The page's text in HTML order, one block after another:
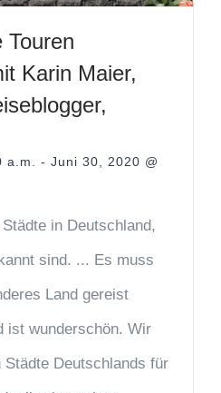
Touren
Karin Maier,
- Juni 30, 2020 @
in Deutschland,
sind. ... Es muss
Land gereist
ist wunderschön. Wir
Städte Deutschlands für